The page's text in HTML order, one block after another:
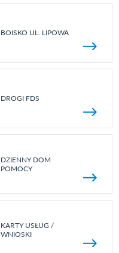
BOISKO UL. LIPOWA
DROGI FDS
DZIENNY DOM
POMOCY
KARTY USŁUG /
WNIOSKI